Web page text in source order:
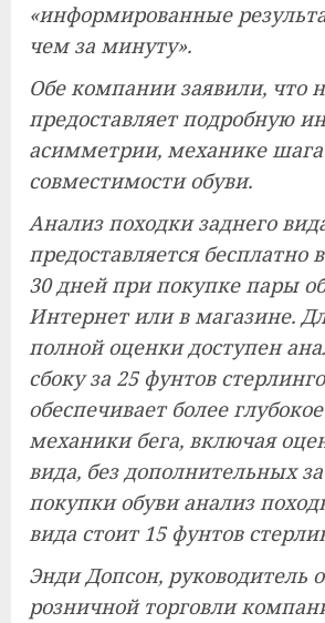
«информированные
чем за минуту».
Обе компании заявили, что
предоставляет подробную
асимметрии, механике
совместимости обуви.
Анализ походки заднего
предоставляется бесплатно
30 дней при покупке пары
Интернет или в магазине.
полной оценки доступен
сбоку за 25 фунтов
обеспечивает более
механики бега, включая
вида, без дополнительных
покупки обуви анализ
вида стоит 15 фунтов
Энди Допсон, руководитель
розничной торговли